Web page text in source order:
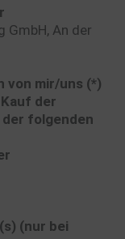
GmbH, An der
von mir/uns (*)
der
folgenden
(nur bei